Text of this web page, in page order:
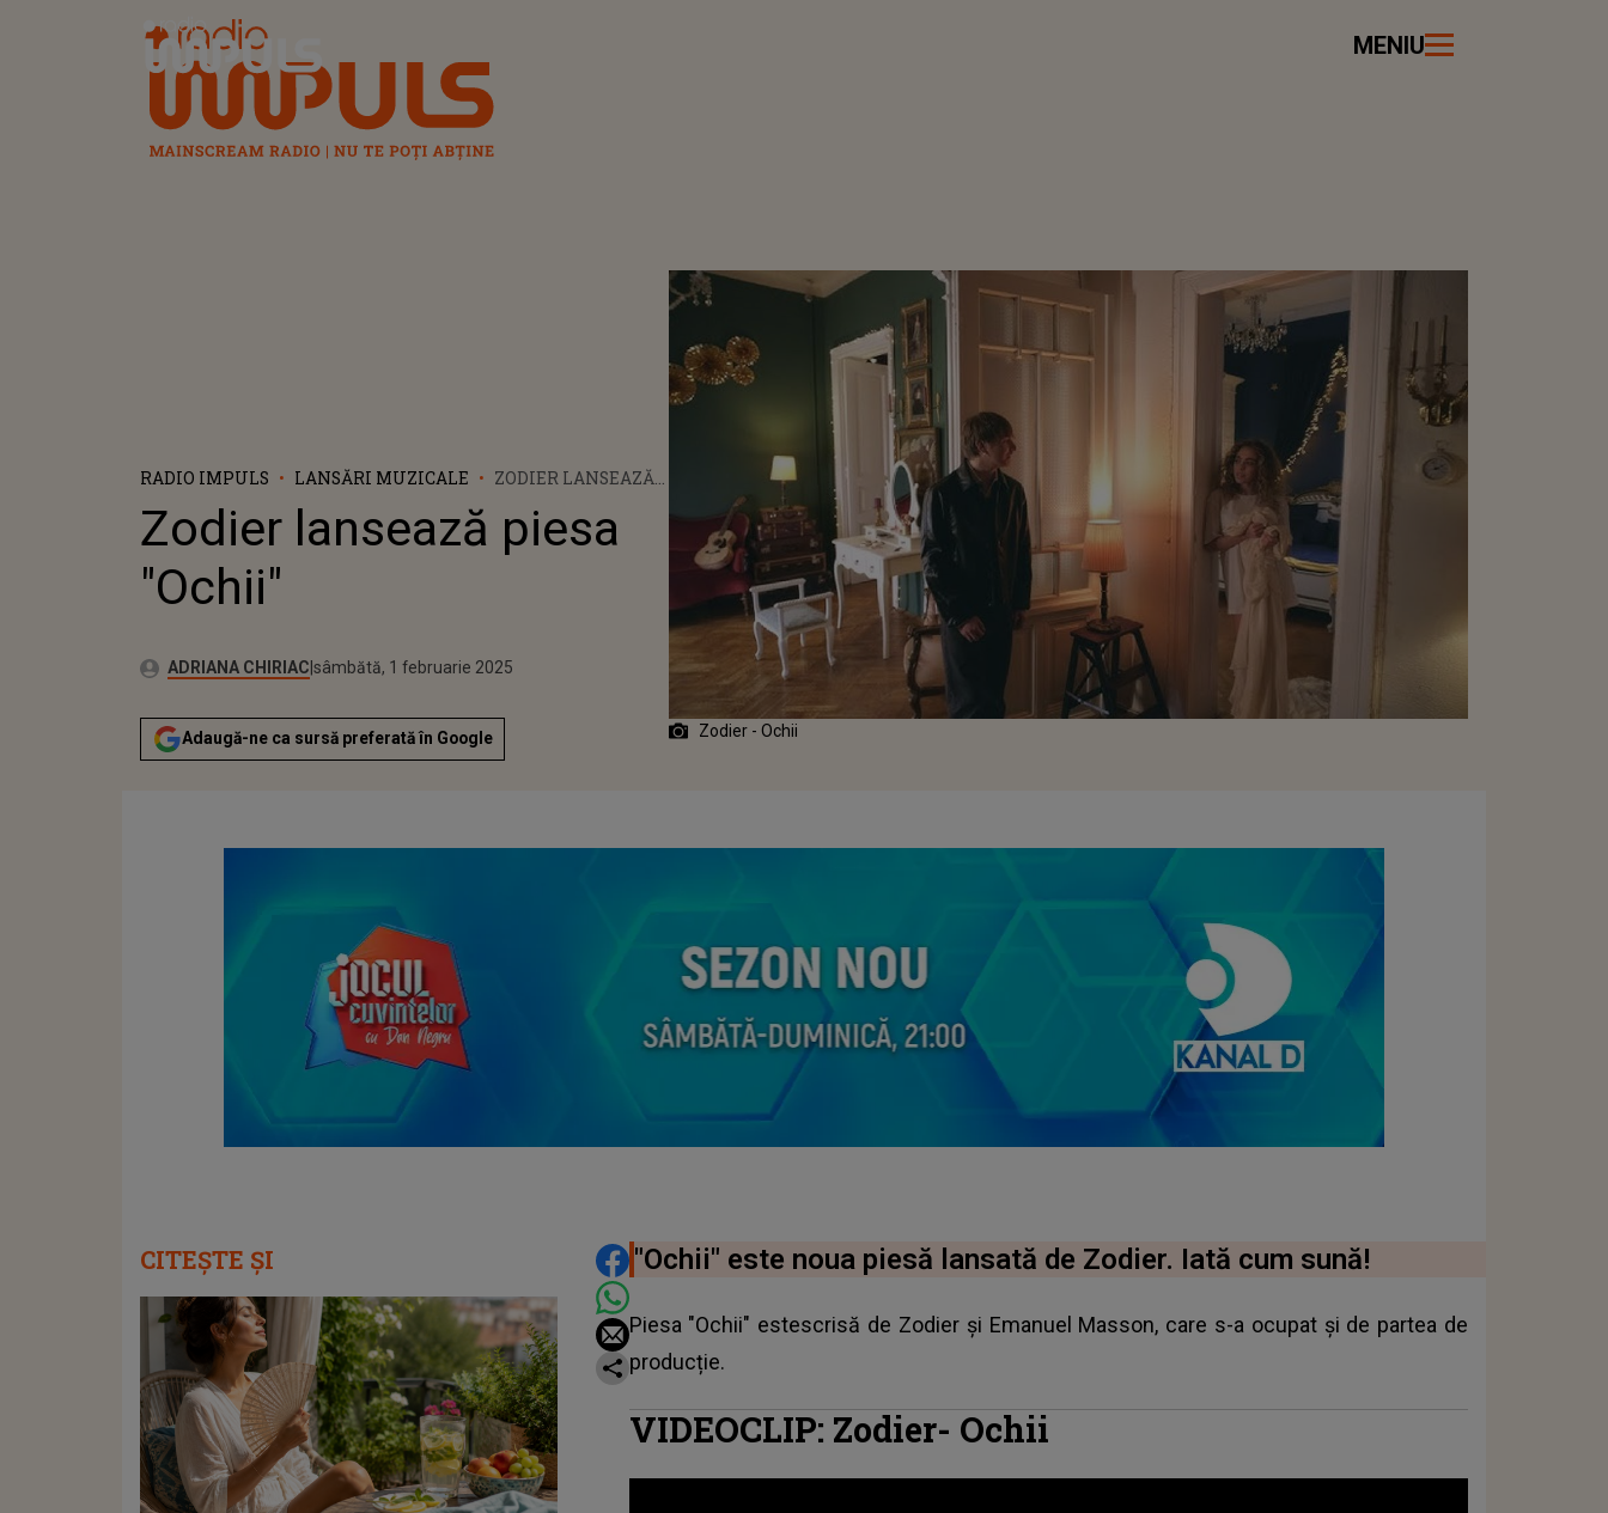
Radio Impuls MENIU
RADIO IMPULS LANSĂRI MUZICALE
ZODIER LANSEAZĂ
Zodier lansează piesa
"Ochii"
Autor:ADRIANA CHIRIACPublicat:
sâmbătă, 1 februarie 2025
Actualizat:
sâmbătă, 1 februarie 2025
Adaugă-ne ca sursă preferată în Google Zodier - Ochii
DISTRIBUIE ARTICOLUL
"Ochii" este noua piesă lansată de Zodier. Iată cum sună!
Piesa "Ochii" estescrisă de Zodierși Emanuel Masson, care s-a ocupat și de partea de
producție.
VIDEOCLIP: Zodier- Ochii
CITEȘTE ȘI